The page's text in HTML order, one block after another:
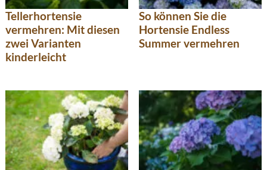
Tellerhortensie
vermehren: Mit diesen
zwei Varianten
kinderleicht
So können Sie die
Hortensie Endless
Summer vermehren